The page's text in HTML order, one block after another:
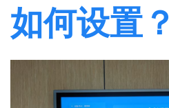
如何设置？